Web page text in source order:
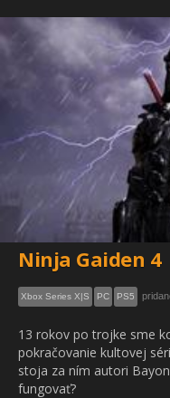
Ninja Gaiden 4
Xbox Series X|S PC PS5
13 rokov po trojke sme
pokračovanie kultovej
stoja za ním autori
fungovať?